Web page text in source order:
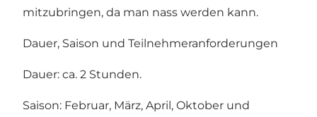
mitzubringen, da man nass werden kann.
Dauer, Saison und Teilnehmeranforderungen
Dauer: ca. 2 Stunden.
Saison: Februar, März, April, Oktober und